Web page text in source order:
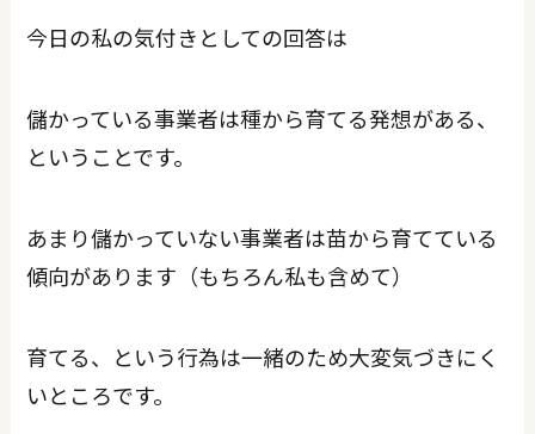
今日の私の気付きとしての回答は
儲かっている事業者は種から育てる発想がある、
ということです。
あまり儲かっていない事業者は苗から育てている
傾向があります（もちろん私も含めて）
育てる、という行為は一緒のため大変気づきにく
いところです。